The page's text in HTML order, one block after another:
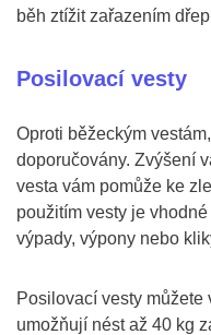
běh ztížit zařazením
Posilovací vesty
Oproti běžeckým
doporučovány. Zvýšení
vesta vám pomůže ke
použitím vesty je
výpady, výpony nebo
Posilovací vesty můžete
umožňují nést až 40 kg